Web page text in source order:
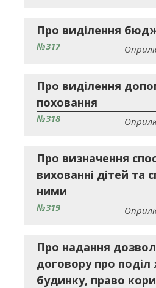
Про виділення
№317
Про виділення
поховання
№318
Про визначення
вихованні дітей та
ними
№319
Про надання
договору про
будинку, право